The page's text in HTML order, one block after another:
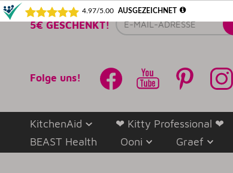
5€ GESCHENKT! E-
Mail-
Folge uns!
KitchenAid ❤ Kitty Professional ❤
BEAST Health
Ooni Graef